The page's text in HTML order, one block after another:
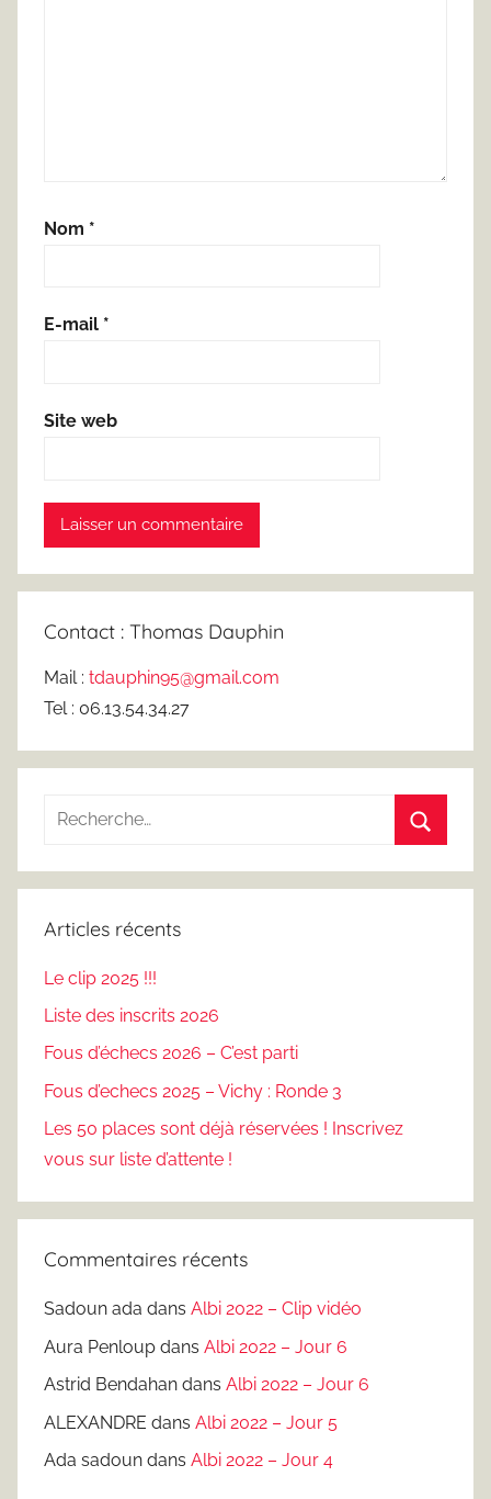
Nom *
E-mail *
Site web
Contact : Thomas Dauphin
Mail : tdauphin95@gmail.com
Tel : 06.13.54.34.27
Recherche
:
Articles récents
Le clip 2025 !!!
Liste des inscrits 2026
Fous d’échecs 2026 – C’est parti
Fous d’echecs 2025 – Vichy : Ronde 3
Les 50 places sont déjà réservées ! Inscrivez
vous sur liste d’attente !
Commentaires récents
Sadoun ada dans Albi 2022 – Clip vidéo
Aura Penloup dans Albi 2022 – Jour 6
Astrid Bendahan dans Albi 2022 – Jour 6
ALEXANDRE dans Albi 2022 – Jour 5
Ada sadoun dans Albi 2022 – Jour 4